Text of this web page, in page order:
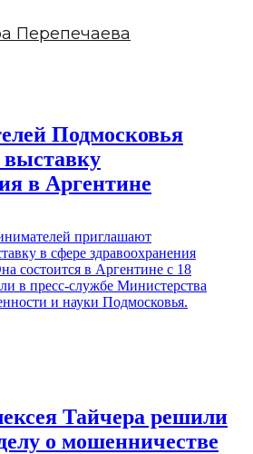
Перепечаева
Подмосковья
выставку
в Аргентине
приглашают
в сфере здравоохранения
состоится в Аргентине с 18
в пресс-службе Министерства
и науки Подмосковья.
Тайчера решили
о мошенничестве